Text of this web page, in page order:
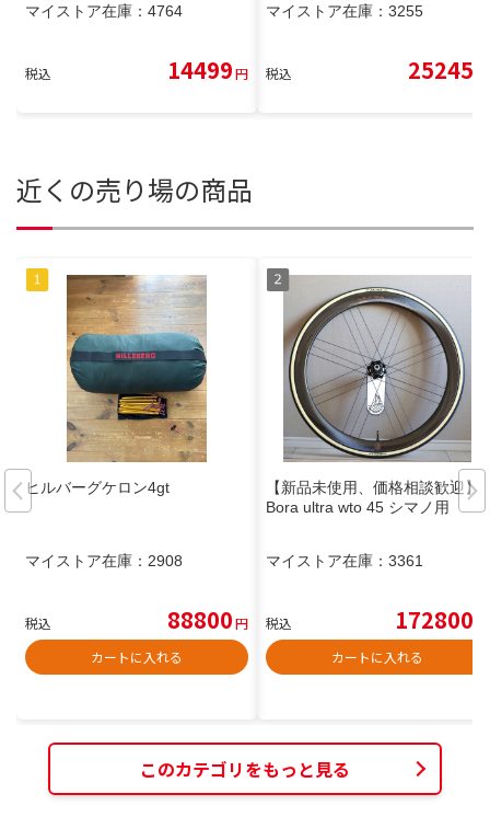
マイストア在庫： 4764
税込 14499円
マイストア在庫： 3255
税込 25245
近くの売り場の商品
ヒルバーグケロン4gt
マイストア在庫： 2908
税込 88800円
カートに入れる
【新品未使用、価格相談歓迎】
Bora ultra wto 45 シマノ用
マイストア在庫： 3361
税込 172800
カートに入れる
このカテゴリをもっと見る